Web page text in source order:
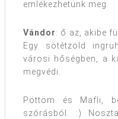
emlékezhetünk meg.
Vándor: ő az, akibe
Egy sötétzöld
városi hőségben, a
megvédi.
Pöttöm és Mafli,
szórásból. :)